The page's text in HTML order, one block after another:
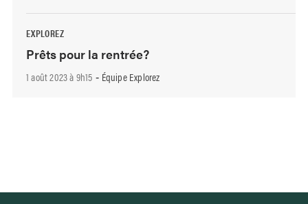
EXPLOREZ
Prêts pour la rentrée?
1 août 2023 à 9h15 - Équipe Explorez